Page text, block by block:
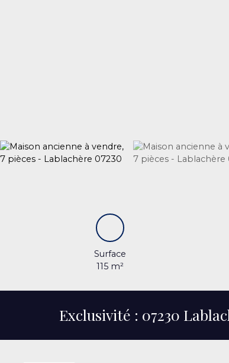
Surface
115 m²
Exclusivité : 07230